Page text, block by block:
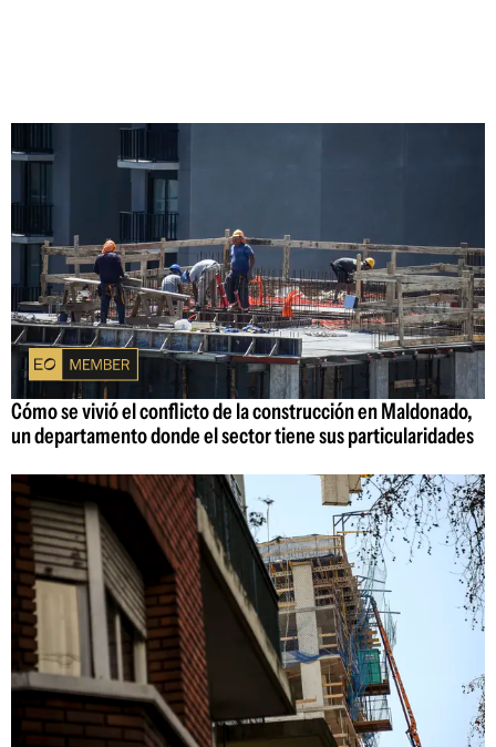
Cómo se vivió el conflicto de la construcción en Maldonado,
un departamento donde el sector tiene sus particularidades